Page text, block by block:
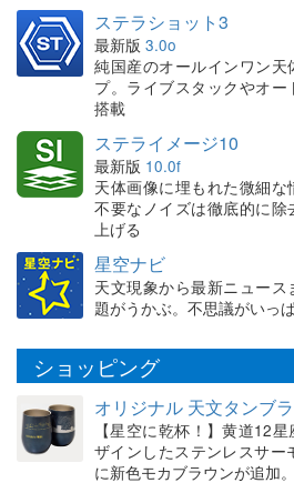
ステラショット3
最新版 3.0o
純国産のオールインワン
プ。ライブスタックやオ
搭載
ステライメージ10
最新版 10.0f
天体画像に埋もれた微細な
不要なノイズは徹底的に
上げる
星空ナビ
天文現象から最新ニュー
題がうかぶ。不思議がいっ
ショッピング
オリジナル 天文タンブ
【星空に乾杯！】黄道12
ザインしたステンレスサ
に新色モカブラウンが追加。